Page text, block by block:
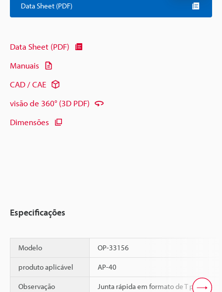
Data Sheet (PDF)
Data Sheet (PDF)
Manuais
CAD / CAE
visão de 360° (3D PDF)
Dimensões
Especificações
Modelo OP-33156
produto aplicável AP-40
Observação Junta rápida em formato de T para f4